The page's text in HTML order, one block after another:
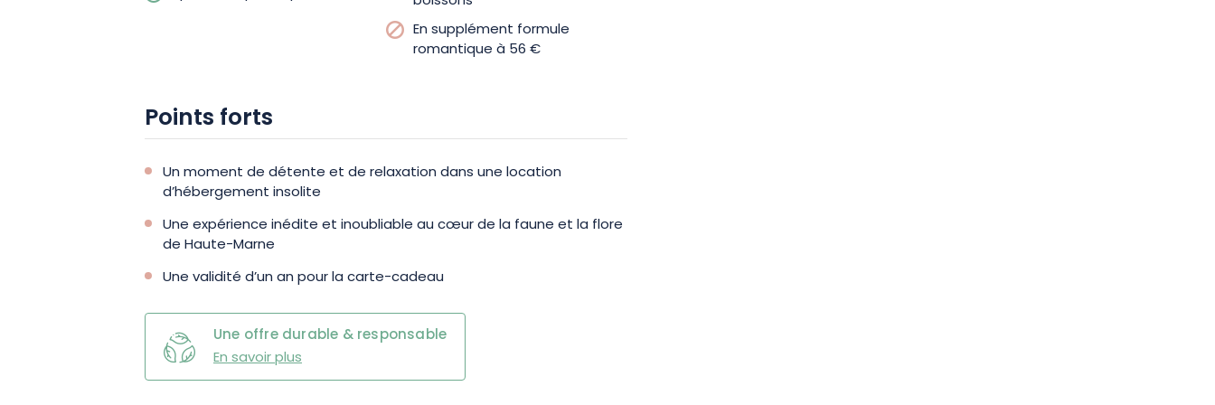
En supplément formule
romantique à 56 €
Points forts
Un moment de détente et de relaxation dans une location
d’hébergement insolite
Une expérience inédite et inoubliable au cœur de la faune et la flore
de Haute-Marne
Une validité d’un an pour la carte-cadeau
Une offre durable & responsable
En savoir plus